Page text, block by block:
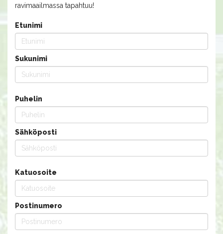
ravimaailmassa tapahtuu!
Etunimi
Sukunimi
Puhelin
Sähköposti
Katuosoite
Postinumero